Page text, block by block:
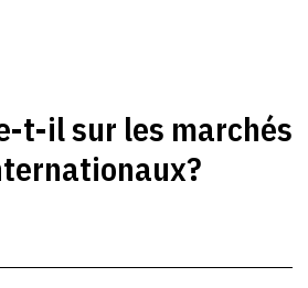
t-il sur les marchés